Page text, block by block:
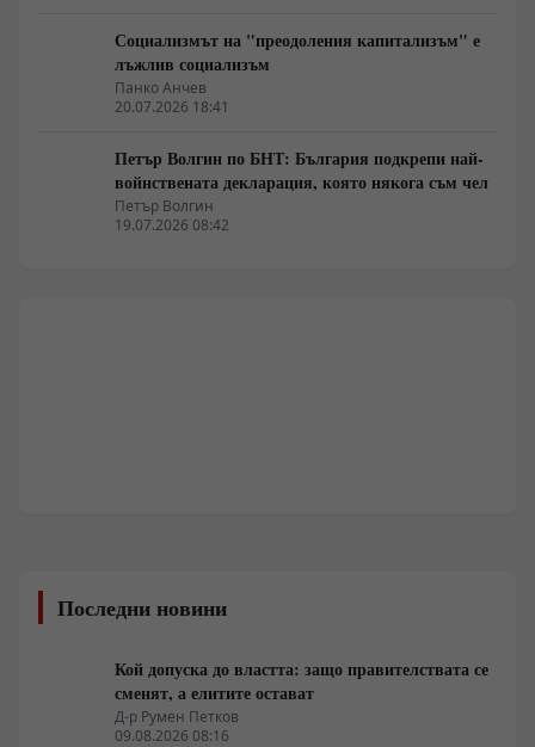
Социализмът на "преодоления капитализъм" е
лъжлив социализъм
Панко Анчев
20.07.2026 18:41
Петър Волгин по БНТ: България подкрепи най-
войнствената декларация, която някога съм чел
Петър Волгин
19.07.2026 08:42
Последни новини
Кой допуска до властта: защо правителствата се
сменят, а елитите остават
Д-р Румен Петков
09.08.2026 08:16